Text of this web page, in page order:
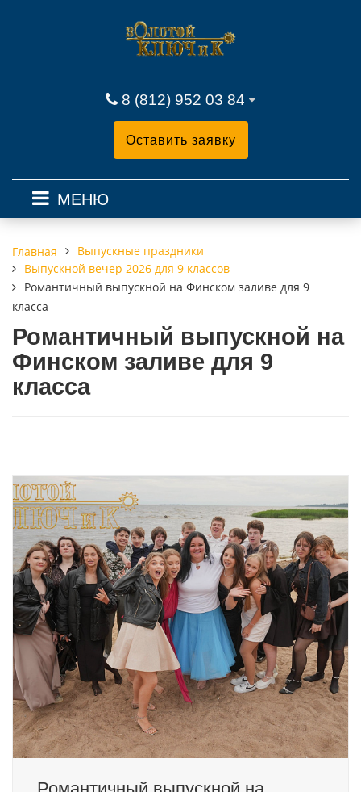
8 (812) 952 03 84
Оставить заявку
МЕНЮ
Главная
Выпускные праздники
Выпускной вечер 2026 для 9 классов
Романтичный выпускной на Финском заливе для 9
класса
Романтичный выпускной на
Финском заливе для 9
класса